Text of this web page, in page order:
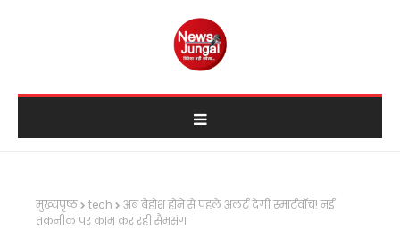
मुख्यपृष्ठ tech
अब बेहोश होने से पहले अलर्ट देगी स्मार्टवॉच! नई
तकनीक पर काम कर रही सैमसंग